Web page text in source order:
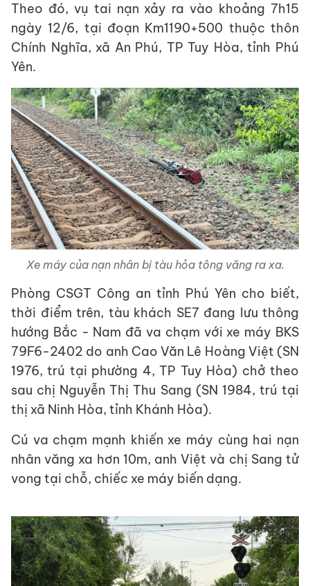
Theo đó, vụ tai nạn xảy ra vào khoảng 7h15
ngày 12/6, tại đoạn Km1190+500 thuộc thôn
Chính Nghĩa, xã An Phú, TP Tuy Hòa, tỉnh Phú
Yên.
Xe máy của nạn nhân bị tàu hỏa tông văng ra xa.
Phòng CSGT Công an tỉnh Phú Yên cho biết,
thời điểm trên, tàu khách SE7 đang lưu thông
hướng Bắc - Nam đã va chạm với xe máy BKS
79F6-2402 do anh Cao Văn Lê Hoàng Việt (SN
1976, trú tại phường 4, TP Tuy Hòa) chở theo
sau chị Nguyễn Thị Thu Sang (SN 1984, trú tại
thị xã Ninh Hòa, tỉnh Khánh Hòa).
Cú va chạm mạnh khiến xe máy cùng hai nạn
nhân văng xa hơn 10m, anh Việt và chị Sang tử
vong tại chỗ, chiếc xe máy biến dạng.